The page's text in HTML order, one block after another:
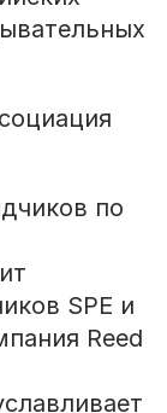
по
SPE и
Reed